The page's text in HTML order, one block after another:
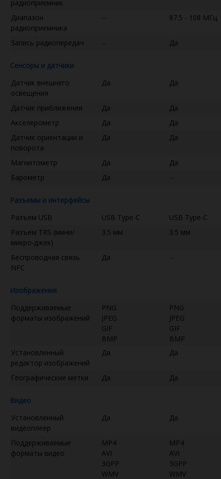
радиоприемник
Диапазон
радиоприемника
-- 87.5 - 108 МГц
Запись радиопередач -- Да
Сенсоры и датчики
Датчик внешнего
освещения
Да Да
Датчик приближения Да
Да
Акселерометр
Да
Да
Датчик ориентации и
поворота
Да Да
Магнитометр Да
Да
Барометр
Да --
Разъемы и интерфейсы
Разъем USB
USB Type-C
USB Type-C
Разъем TRS (мини/
микро-джек)
3.5 мм 3.5 мм
Беспроводная связь
NFC
Да --
Изображения
Поддерживаемые
форматы изображений
PNG
JPEG
GIF
BMP
PNG
JPEG
GIF
BMP
Установленный
редактор изображений
Да Да
Географические метки Да Да
Видео
Установленный
видеоплеер
Да Да
Поддерживаемые
форматы видео
MP4
AVI
3GPP
WMV
MP4
AVI
3GPP
WMV